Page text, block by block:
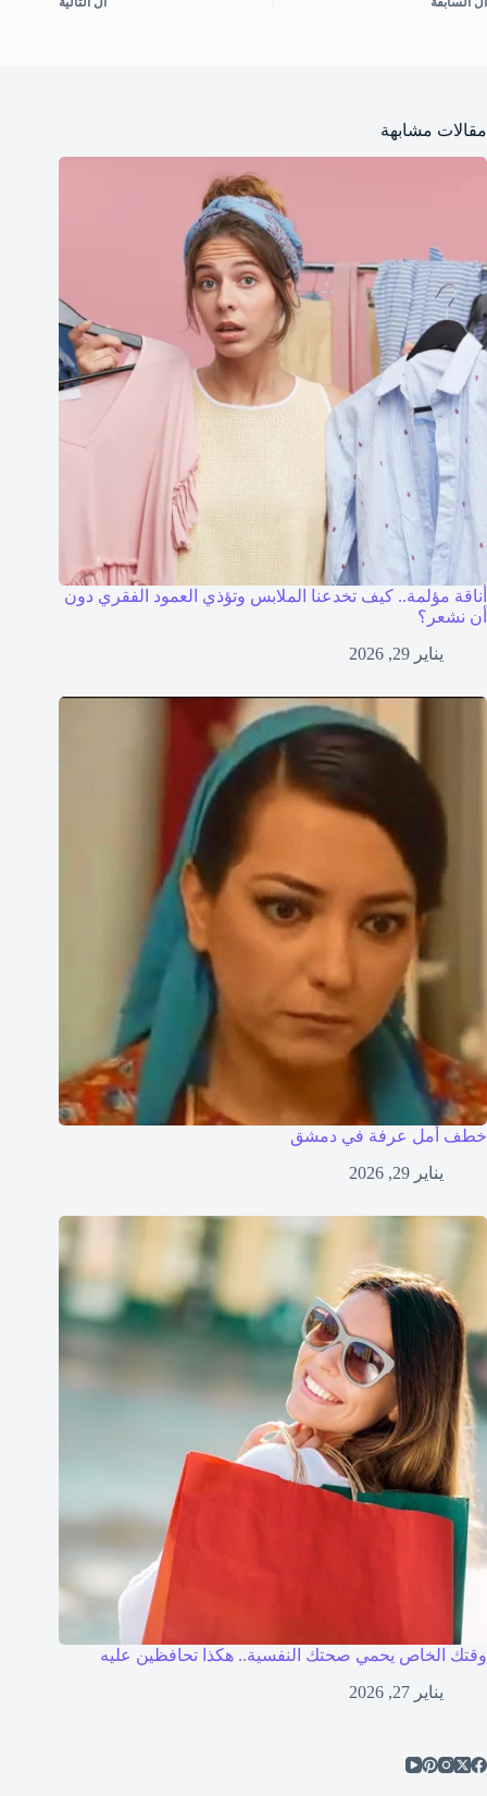
مقالات مشابهة
أناقة مؤلمة.. كيف تخدعنا الملابس وتؤذي العمود الفقري دون
أن نشعر؟
يناير 29, 2026
خطف أمل عرفة في دمشق
يناير 29, 2026
وقتك الخاص يحمي صحتك النفسية.. هكذا تحافظين عليه
يناير 27, 2026